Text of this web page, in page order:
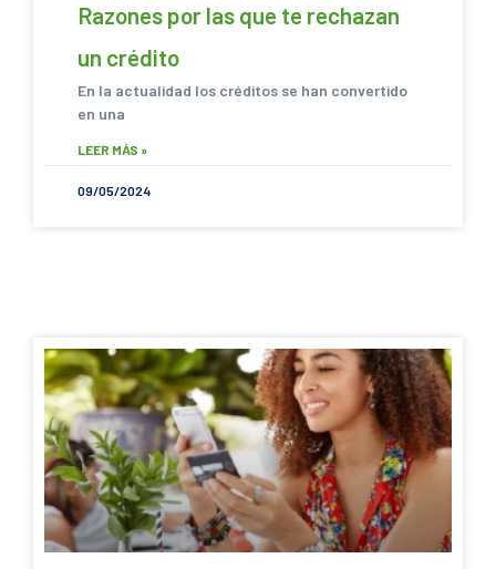
Razones por las que te rechazan
un crédito
En la actualidad los créditos se han convertido
en una
LEER MÁS »
09/05/2024
SACANDO CUENTAS